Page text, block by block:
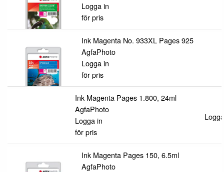
Logga in
för pris
Ink Magenta No. 933XL Pages 925
AgfaPhoto
Logga in
för pris
Ink Magenta Pages 1.800, 24ml
AgfaPhoto
Logga in
för pris
Ink Magenta Pages 150, 6.5ml
AgfaPhoto